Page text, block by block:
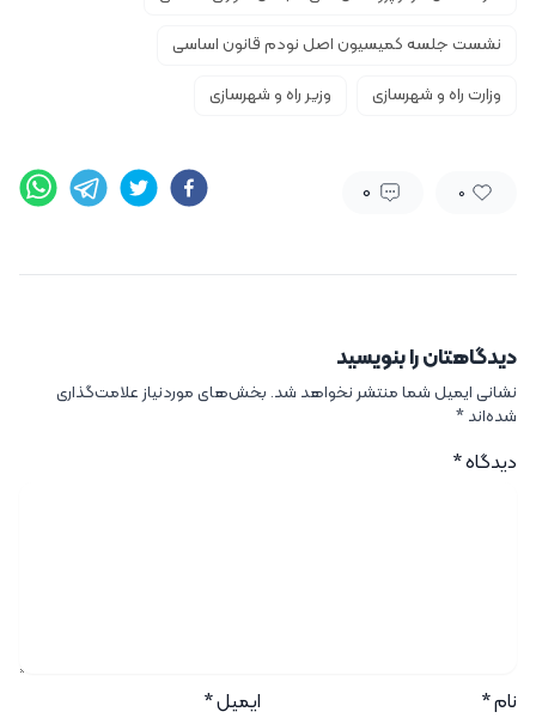
نشست جلسه کمیسیون اصل نودم قانون اساسی
وزارت راه و شهرسازی
وزیر راه و شهرسازی
0
0
دیدگاهتان را بنویسید
نشانی ایمیل شما منتشر نخواهد شد. بخش‌های موردنیاز علامت‌گذاری
شده‌اند*
دیدگاه*
نام* ایمیل*